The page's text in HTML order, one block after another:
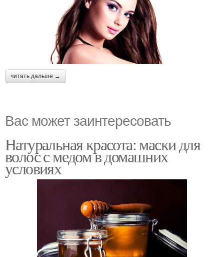
читать дальше →
Вас может заинтересовать
Натуральная красота: маски для
волос с медом в домашних
условиях